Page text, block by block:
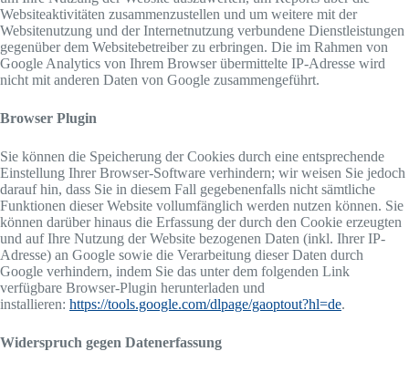
Websiteaktivitäten zusammenzustellen und um weitere mit der
Websitenutzung und der Internetnutzung verbundene Dienstleistungen
gegenüber dem Websitebetreiber zu erbringen. Die im Rahmen von
Google Analytics von Ihrem Browser übermittelte IP-Adresse wird
nicht mit anderen Daten von Google zusammengeführt.
Browser Plugin
Sie können die Speicherung der Cookies durch eine entsprechende
Einstellung Ihrer Browser-Software verhindern; wir weisen Sie jedoch
darauf hin, dass Sie in diesem Fall gegebenenfalls nicht sämtliche
Funktionen dieser Website vollumfänglich werden nutzen können. Sie
können darüber hinaus die Erfassung der durch den Cookie erzeugten
und auf Ihre Nutzung der Website bezogenen Daten (inkl. Ihrer IP-
Adresse) an Google sowie die Verarbeitung dieser Daten durch
Google verhindern, indem Sie das unter dem folgenden Link
verfügbare Browser-Plugin herunterladen und
installieren: https://tools.google.com/dlpage/gaoptout?hl=de.
Widerspruch gegen Datenerfassung